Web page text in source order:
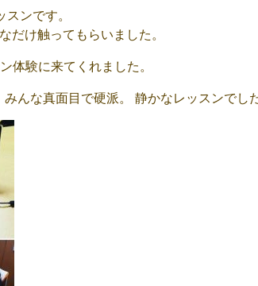
ンです。
け触ってもらいました。
体験に来てくれました。
んな真面目で硬派。 静かなレッスンでした